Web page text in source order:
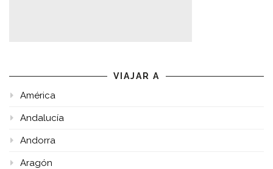
VIAJAR A
América
Andalucía
Andorra
Aragón